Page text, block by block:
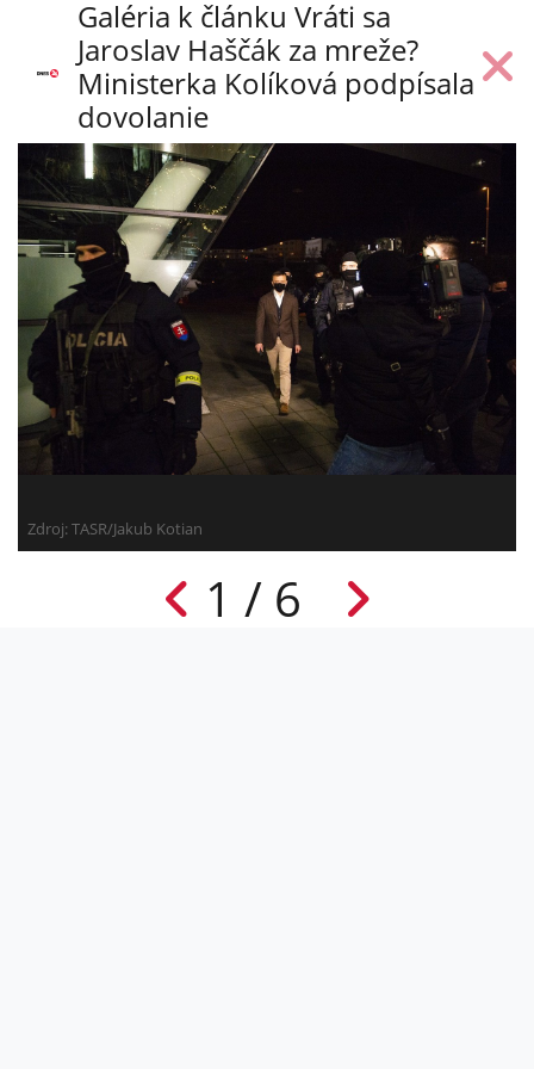
Galéria k článku Vráti sa
Jaroslav Haščák za mreže?
Ministerka Kolíková podpísala
dovolanie
Zdroj: TASR/Jakub Kotian
1 / 6